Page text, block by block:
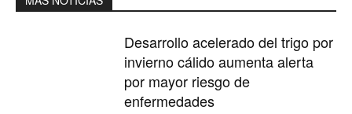
Desarrollo acelerado del trigo por
invierno cálido aumenta alerta
por mayor riesgo de
enfermedades